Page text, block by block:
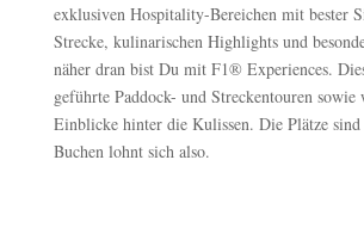
exklusiven Hospitality-Bereichen mit bester
Strecke, kulinarischen Highlights und
näher dran bist Du mit F1® Experiences.
geführte Paddock- und Streckentouren sowie
Einblicke hinter die Kulissen. Die Plätze sind
Buchen lohnt sich also.